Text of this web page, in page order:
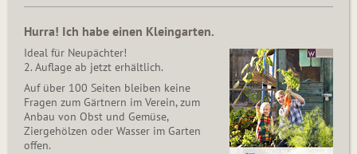
Hurra! Ich habe einen Kleingarten.
Ideal für Neupächter!
2. Auflage ab jetzt erhältlich.
Auf über 100 Seiten bleiben keine
Fragen zum Gärtnern im Verein, zum
Anbau von Obst und Gemüse,
Ziergehölzen oder Wasser im Garten
offen.